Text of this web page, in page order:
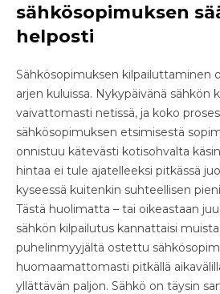
sähkösopimuksen
helposti
Sähkösopimuksen kilpailuttaminen
arjen kuluissa. Nykypäivänä sähkön
vaivattomasti netissä, ja koko
sähkösopimuksen etsimisestä
onnistuu kätevästi kotisohvalta
hintaa ei tule ajatelleeksi pitkässä
kyseessä kuitenkin suhteellisen
Tästä huolimatta – tai oikeastaan
sähkön kilpailutus kannattaisi
puhelinmyyjältä ostettu
huomaamattomasti pitkällä
yllättävän paljon. Sähkö on täysin